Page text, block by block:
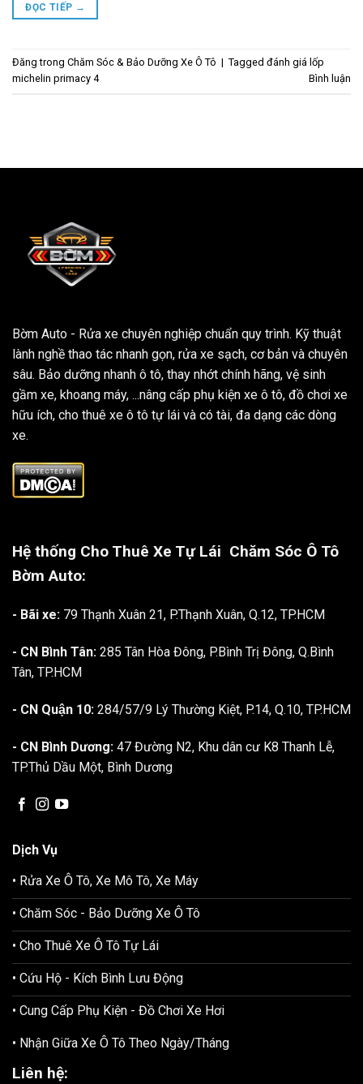
ĐỌC TIẾP →
Đăng trong Chăm Sóc & Bảo Dưỡng Xe Ô Tô | Tagged đánh giá lốp
michelin primacy 4
Bình luận
Bờm Auto - Rửa xe chuyên nghiệp chuẩn quy trình. Kỹ thuật
lành nghề thao tác nhanh gọn, rửa xe sạch, cơ bản và chuyên
sâu. Bảo dưỡng nhanh ô tô, thay nhớt chính hãng, vệ sinh
gầm xe, khoang máy, ...nâng cấp phụ kiện xe ô tô, đồ chơi xe
hữu ích, cho thuê xe ô tô tự lái và có tài, đa dạng các dòng
xe.
Hệ thống Cho Thuê Xe Tự Lái Chăm Sóc Ô Tô
Bờm Auto:
- Bãi xe: 79 Thạnh Xuân 21, P.Thạnh Xuân, Q.12, TP.HCM
- CN Bình Tân: 285 Tân Hòa Đông, P.Bình Trị Đông, Q.Bình
Tân, TP.HCM
- CN Quận 10: 284/57/9 Lý Thường Kiệt, P.14, Q.10, TP.HCM
- CN Bình Dương: 47 Đường N2, Khu dân cư K8 Thanh Lễ,
TP.Thủ Dầu Một, Bình Dương
Dịch Vụ
• Rửa Xe Ô Tô, Xe Mô Tô, Xe Máy
• Chăm Sóc - Bảo Dưỡng Xe Ô Tô
• Cho Thuê Xe Ô Tô Tự Lái
• Cứu Hộ - Kích Bình Lưu Động
• Cung Cấp Phụ Kiện - Đồ Chơi Xe Hơi
• Nhận Giữa Xe Ô Tô Theo Ngày/Tháng
Liên hệ: